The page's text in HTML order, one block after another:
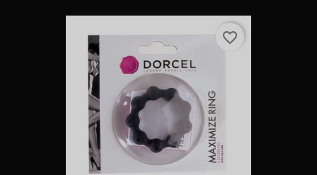
favorite_border